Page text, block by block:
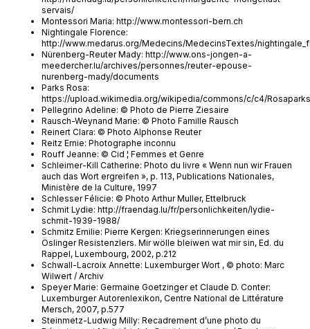
servais/
Montessori Maria: http://www.montessori-bern.ch
Nightingale Florence:
http://www.medarus.org/Medecins/MedecinsTextes/
Nürenberg-Reuter Mady: http://www.ons-jongen-a-
meedercher.lu/archives/personnes/reuter-epouse-
nurenberg-mady/documents
Parks Rosa:
https://upload.wikimedia.org/wikipedia/commons/c/c4/
Pellegrino Adeline: © Photo de Pierre Ziesaire
Rausch-Weynand Marie: © Photo Famille Rausch
Reinert Clara: © Photo Alphonse Reuter
Reitz Ernie: Photographe inconnu
Rouff Jeanne: © Cid ¦ Femmes et Genre
Schleimer-Kill Catherine: Photo du livre « Wenn nun wir Frauen
auch das Wort ergreifen », p. 113, Publications Nationales,
Ministère de la Culture, 1997
Schlesser Félicie: © Photo Arthur Muller, Ettelbruck
Schmit Lydie: http://fraendag.lu/fr/personlichkeiten/lydie-
schmit-1939-1988/
Schmitz Emilie: Pierre Kergen: Kriegserinnerungen eines
Öslinger Resistenzlers. Mir wölle bleiwen wat mir sin, Ed. du
Rappel, Luxembourg, 2002, p.212
Schwall-Lacroix Annette: Luxemburger Wort , © photo: Marc
Wilwert / Archiv
Speyer Marie: Germaine Goetzinger et Claude D. Conter:
Luxemburger Autorenlexikon, Centre National de Littérature
Mersch, 2007, p.577
Steinmetz-Ludwig Milly: Recadrement d’une photo du